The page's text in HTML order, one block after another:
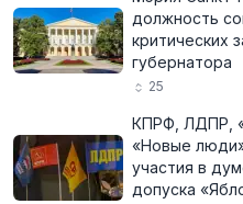
должность
критических
губернатора
25
КПРФ, ЛДПР,
«Новые
участия в
допуска